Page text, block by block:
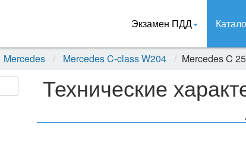
Экзамен ПДД
Mercedes Mercedes C-class W204 Mercedes C
Технические